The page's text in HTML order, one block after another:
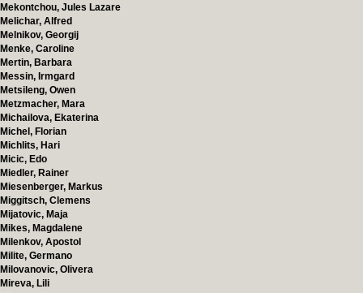
Mekontchou, Jules Lazare
Melichar, Alfred
Melnikov, Georgij
Menke, Caroline
Mertin, Barbara
Messin, Irmgard
Metsileng, Owen
Metzmacher, Mara
Michailova, Ekaterina
Michel, Florian
Michlits, Hari
Micic, Edo
Miedler, Rainer
Miesenberger, Markus
Miggitsch, Clemens
Mijatovic, Maja
Mikes, Magdalene
Milenkov, Apostol
Milite, Germano
Milovanovic, Olivera
Mireva, Lili